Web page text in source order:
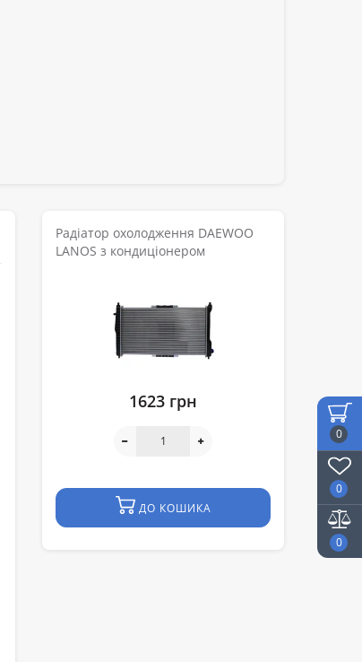
0
0
0
Радіатор охолодження DAEWOO
LANOS з кондиціонером
1623 грн
ДО КОШИКА